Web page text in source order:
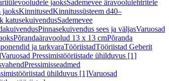
jaoksSademevee äravoolulehtritele
jaoksKinnitusedKinnitussüsteem d40–
katusekuivendusSademevee
Pinnasekuivendus sees ja väljasVaruosad
Põrandaäravoolud 13 x 13 cmPõranda
ja tarkvaraTööriistadTööriistad Geberit
Varuosad Pressimistööriistade ühilduvus [1]
Pressimisseadmed
ühilduvus [1]Varuosad